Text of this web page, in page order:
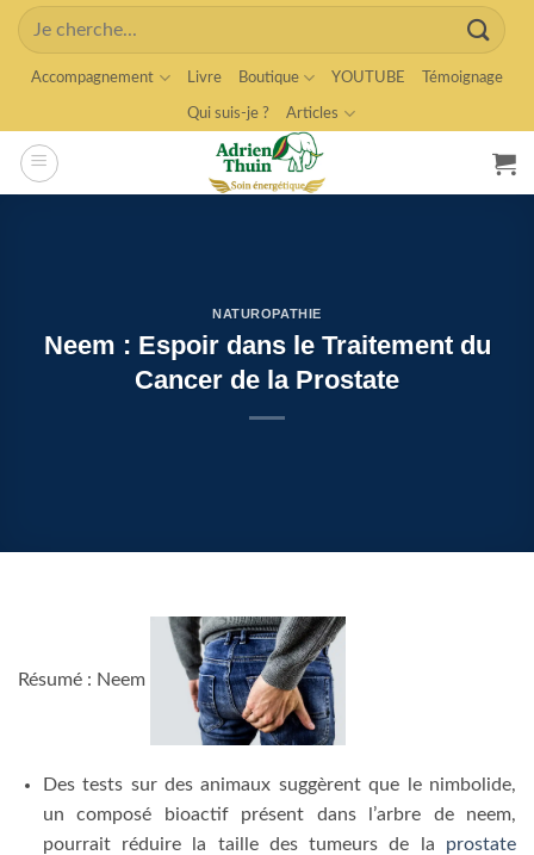
Skip
content
Search
for:
Accompagnement Livre Boutique YOUTUBE Témoignage
Qui suis-je ? Articles
NATUROPATHIE
Neem : Espoir dans le Traitement du
Cancer de la Prostate
Résumé : Neem
Des tests sur des animaux suggèrent que le nimbolide,
un composé bioactif présent dans l’arbre de neem,
pourrait réduire la taille des tumeurs de la prostate